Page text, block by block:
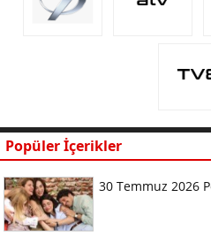
Popüler İçerikler
30 Temmuz 2026